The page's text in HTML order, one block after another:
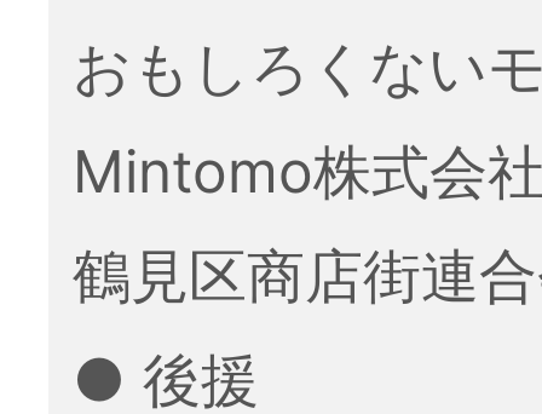
おもしろくない
Mintomo株式会
鶴見区商店街連
● 後援